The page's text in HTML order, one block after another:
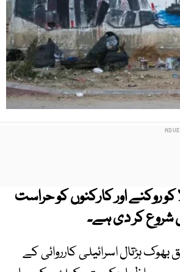
روکنے اور کارکنوں کو حراست
ہڑتال اسرائیلی کارروائی کے